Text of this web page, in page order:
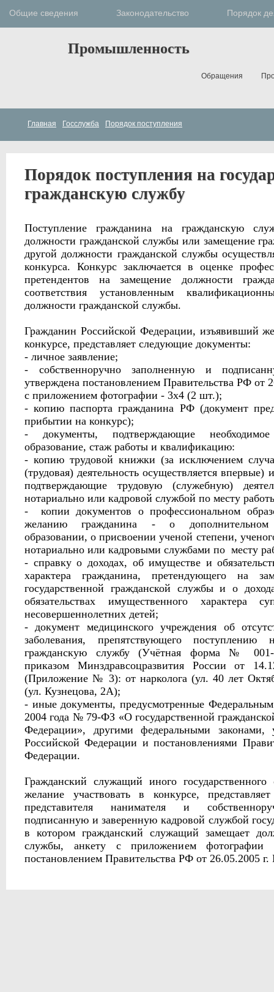
Общие сведения Законодательство Порядок
Промышленность
Обращения
Главная Госслужба Порядок поступления
Порядок поступления на
гражданскую службу
Поступление гражданина на гражданскую
должности гражданской службы или замещение
другой должности гражданской службы
конкурса. Конкурс заключается в оценке
претендентов на замещение должности
соответствия установленным
должности гражданской службы.
Гражданин Российской Федерации, изъявивший
конкурсе, представляет следующие документы:
- личное заявление;
- собственноручно заполненную и
утверждена постановлением Правительства РФ от
с приложением фотографии - 3х4 (2 шт.);
- копию паспорта гражданина РФ (документ
прибытии на конкурс);
- документы, подтверждающие необходимое
образование, стаж работы и квалификацию:
- копию трудовой книжки (за исключением
(трудовая) деятельность осуществляется
подтверждающие трудовую (служебную)
нотариально или кадровой службой по месту
- копии документов о профессиональном
желанию гражданина - о дополнительном
образовании, о присвоении ученой степени,
нотариально или кадровыми службами по месту
- справку о доходах, об имуществе и
характера гражданина, претендующего на
государственной гражданской службы и о
обязательствах имущественного характера
несовершеннолетних детей;
- документ медицинского учреждения об
заболевания, препятствующего поступлению
гражданскую службу (Учётная форма № 001-
приказом Минздравсоцразвития России от
(Приложение № 3): от нарколога (ул. 40 лет
(ул. Кузнецова, 2А);
- иные документы, предусмотренные
2004 года № 79-ФЗ «О государственной
Федерации», другими федеральными законами,
Российской Федерации и постановлениями
Федерации.
Гражданский служащий иного
желание участвовать в конкурсе,
представителя нанимателя и
подписанную и заверенную кадровой службой
в котором гражданский служащий замещает
службы, анкету с приложением фотографии
постановлением Правительства РФ от 26.05.2005